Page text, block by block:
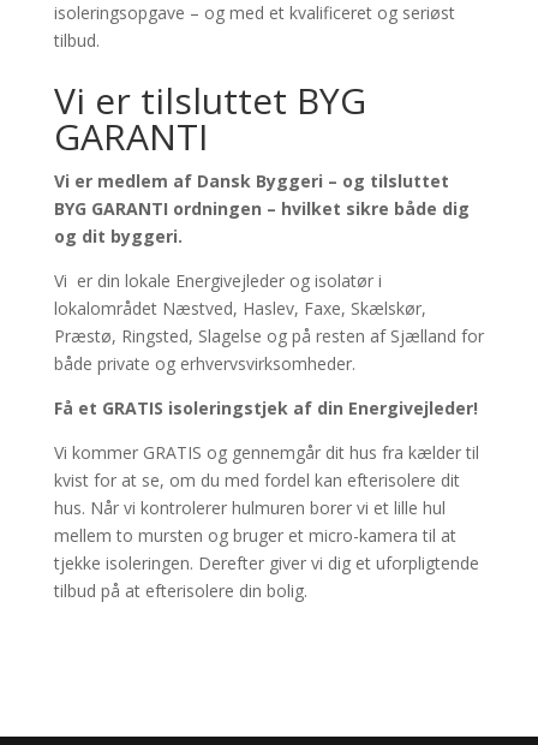
isoleringsopgave – og med et kvalificeret og seriøst
tilbud.
Vi er tilsluttet BYG
GARANTI
Vi er medlem af Dansk Byggeri – og tilsluttet
BYG GARANTI ordningen – hvilket sikre både dig
og dit byggeri.
Vi er din lokale Energivejleder og isolatør i
lokalområdet Næstved, Haslev, Faxe, Skælskør,
Præstø, Ringsted, Slagelse og på resten af Sjælland for
både private og erhvervsvirksomheder.​
Få et GRATIS isoleringstjek af din Energivejleder!
Vi kommer GRATIS og gennemgår dit hus fra kælder til
kvist for at se, om du med fordel kan efterisolere dit
hus. Når vi kontrolerer hulmuren borer vi et lille hul
mellem to mursten og bruger et micro-kamera til at
tjekke isoleringen. Derefter giver vi dig et uforpligtende
tilbud på at efterisolere din bolig.​